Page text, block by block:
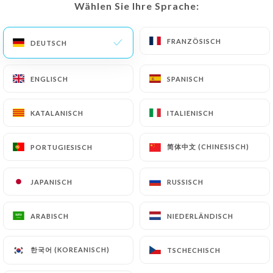
Wählen Sie Ihre Sprache:
DEUTSCH FRANZÖSISCH
ENGLISCH SPANISCH
KATALANISCH ITALIENISCH
PORTUGIESISCH 简体中文 (CHINESISCH)
JAPANISCH RUSSISCH
ARABISCH NIEDERLÄNDISCH
한국어 (KOREANISCH) TSCHECHISCH
START/KONTAKT
L'Empreinte
Wählen Sie Ihre Sprache:
DEUTSCH FRANZÖSISCH
ENGLISCH SPANISCH
KATALANISCH ITALIENISCH
PORTUGIESISCH 简体中文 (CHINESISCH)
JAPANISCH RUSSISCH
ARABISCH NIEDERLÄNDISCH
한국어 (KOREANISCH) TSCHECHISCH